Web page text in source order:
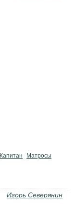
Капитан Матросы
Игорь Северянин